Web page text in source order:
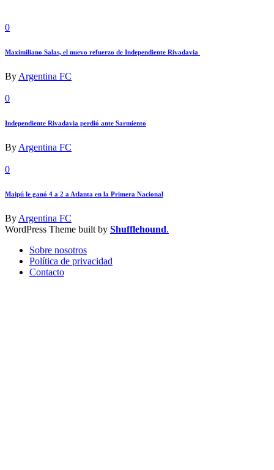
0
Maximiliano Salas, el nuevo refuerzo de Independiente Rivadavia
By Argentina FC
0
Independiente Rivadavia perdió ante Sarmiento
By Argentina FC
0
Maipú le ganó 4 a 2 a Atlanta en la Primera Nacional
By Argentina FC
WordPress Theme built by Shufflehound.
Sobre nosotros
Política de privacidad
Contacto